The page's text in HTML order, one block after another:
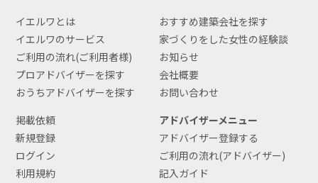
イエルワとは
イエルワのサービス
ご利用の流れ(ご利用者様)
プロアドバイザーを探す
おうちアドバイザーを探す
おすすめ建築会社を探す
家づくりをした女性の経験談
お知らせ
会社概要
お問い合わせ
掲載依頼
新規登録
ログイン
利用規約
アドバイザーメニュー
アドバイザー登録する
ご利用の流れ(アドバイザー)
記入ガイド